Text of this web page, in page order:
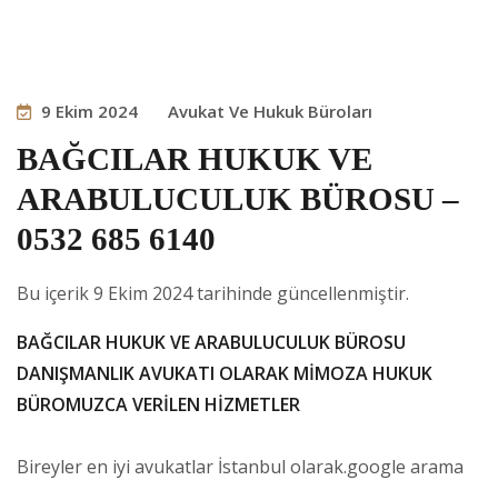
9 Ekim 2024 Avukat Ve Hukuk Büroları
BAĞCILAR HUKUK VE
ARABULUCULUK BÜROSU –
0532 685 6140
Bu içerik 9 Ekim 2024 tarihinde güncellenmiştir.
BAĞCILAR HUKUK VE ARABULUCULUK BÜROSU
DANIŞMANLIK AVUKATI OLARAK MİMOZA HUKUK
BÜROMUZCA VERİLEN HİZMETLER
Bireyler en iyi avukatlar İstanbul olarak.google arama